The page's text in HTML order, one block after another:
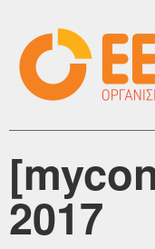
2017